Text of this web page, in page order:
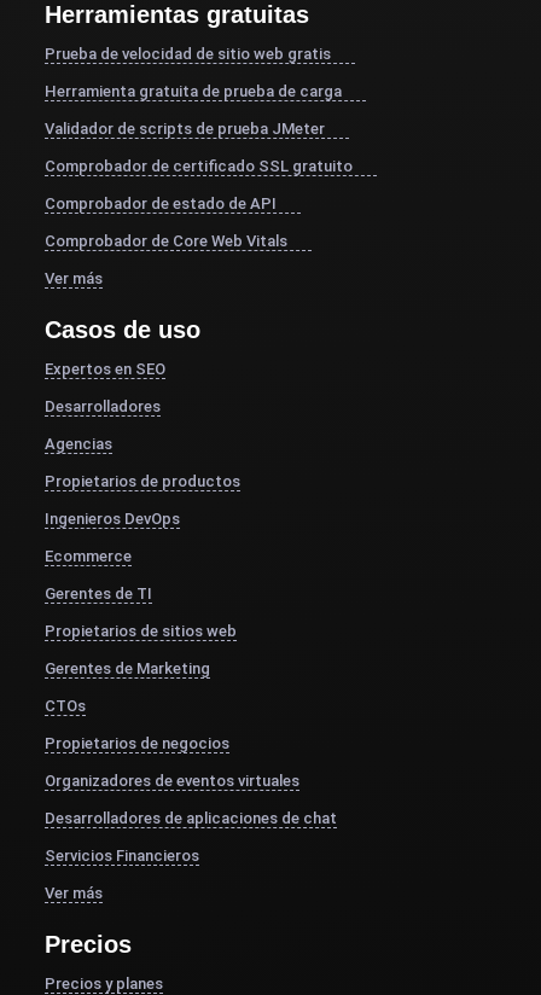
Herramientas gratuitas
Prueba de velocidad de sitio web gratis
Herramienta gratuita de prueba de carga
Validador de scripts de prueba JMeter
Comprobador de certificado SSL gratuito
Comprobador de estado de API
Comprobador de Core Web Vitals
Ver más
Casos de uso
Expertos en SEO
Desarrolladores
Agencias
Propietarios de productos
Ingenieros DevOps
Ecommerce
Gerentes de TI
Propietarios de sitios web
Gerentes de Marketing
CTOs
Propietarios de negocios
Organizadores de eventos virtuales
Desarrolladores de aplicaciones de chat
Servicios Financieros
Ver más
Precios
Precios y planes